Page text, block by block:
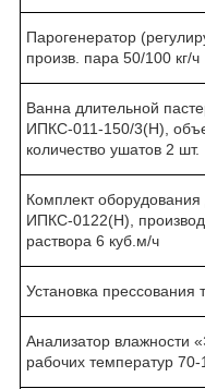
Парогенератор
произв. пара 50/100 кг/ч
Ванна длительной
ИПКС-011-150/3(Н),
количество ушатов 2 шт.
Комплект
ИПКС-0122(Н),
раствора 6 куб.м/ч
Установка прессования
Анализатор влажности
рабочих температур